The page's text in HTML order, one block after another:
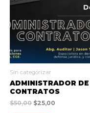
Sin categorizar
ADMINISTRADOR DE
CONTRATOS
$50,00 $25,00